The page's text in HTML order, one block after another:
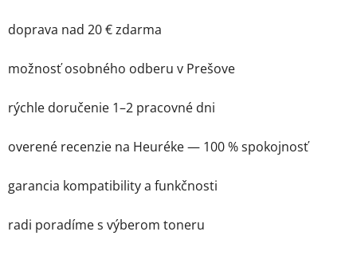
doprava nad 20 € zdarma
možnosť osobného odberu v Prešove
rýchle doručenie 1–2 pracovné dni
overené recenzie na Heuréke — 100 % spokojnosť
garancia kompatibility a funkčnosti
radi poradíme s výberom toneru